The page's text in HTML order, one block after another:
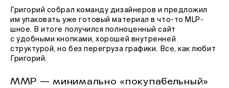
Григорий собрал команду дизайнеров и предложил
им упаковать уже готовый материал в что-то MLP-
шное. В итоге получился полноценный сайт
с удобными кнопками, хорошей внутренней
структурой, но без перегруза графики. Все, как любит
Григорий.
MMP — минимально «покупабельный»